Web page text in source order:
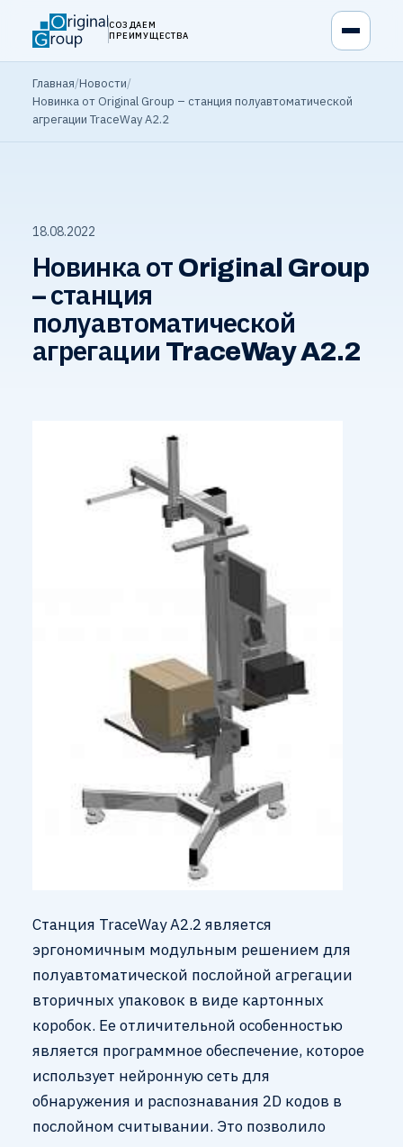
СОЗДАЕМ
ПРЕИМУЩЕСТВА
Главная/Новости/
Новинка от Original Group – станция полуавтоматической
агрегации TraceWay A2.2
18.08.2022
Новинка от Original Group
– станция
полуавтоматической
агрегации TraceWay A2.2
Станция TraceWay A2.2 является
эргономичным модульным решением для
полуавтоматической послойной агрегации
вторичных упаковок в виде картонных
коробок. Ее отличительной особенностью
является программное обеспечение, которое
использует нейронную сеть для
обнаружения и распознавания 2D кодов в
послойном считывании. Это позволило